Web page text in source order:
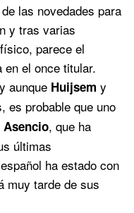
las novedades para
y tras varias
parece el
el once titular.
aunque Huijsem y
es probable que uno
Asencio, que ha
últimas
ha estado con
muy tarde de sus